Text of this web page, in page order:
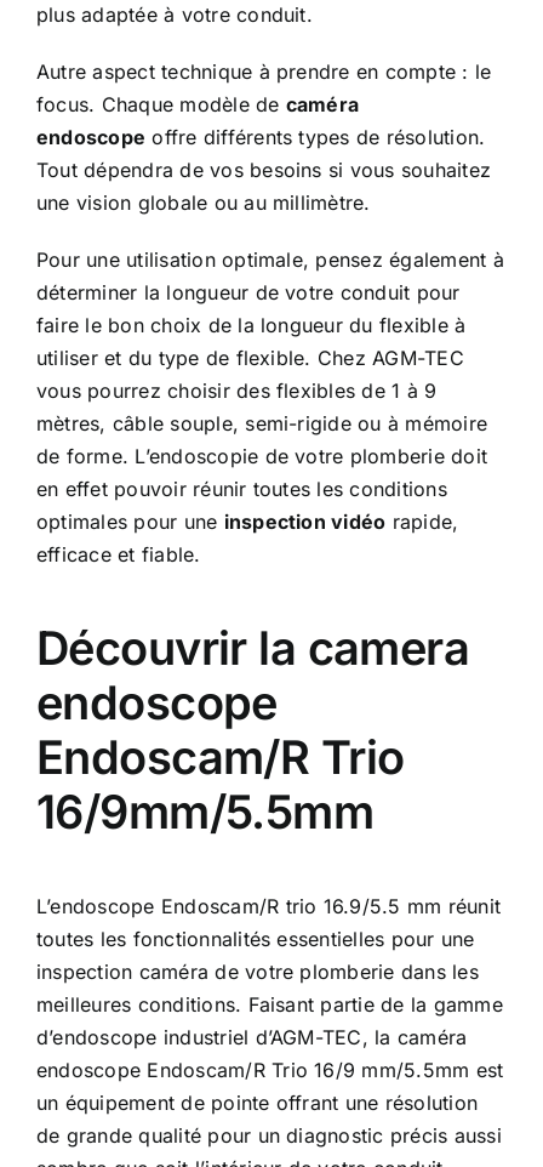
plus adaptée à votre conduit.
Autre aspect technique à prendre en compte : le
focus. Chaque modèle de caméra
endoscope offre différents types de résolution.
Tout dépendra de vos besoins si vous souhaitez
une vision globale ou au millimètre.
Pour une utilisation optimale, pensez également à
déterminer la longueur de votre conduit pour
faire le bon choix de la longueur du flexible à
utiliser et du type de flexible. Chez AGM-TEC
vous pourrez choisir des flexibles de 1 à 9
mètres, câble souple, semi-rigide ou à mémoire
de forme. L’endoscopie de votre plomberie doit
en effet pouvoir réunir toutes les conditions
optimales pour une inspection vidéo rapide,
efficace et fiable.
Découvrir la camera
endoscope
Endoscam/R Trio
16/9mm/5.5mm
L’endoscope Endoscam/R trio 16.9/5.5 mm réunit
toutes les fonctionnalités essentielles pour une
inspection caméra de votre plomberie dans les
meilleures conditions. Faisant partie de la gamme
d’endoscope industriel d’AGM-TEC, la caméra
endoscope Endoscam/R Trio 16/9 mm/5.5mm est
un équipement de pointe offrant une résolution
de grande qualité pour un diagnostic précis aussi